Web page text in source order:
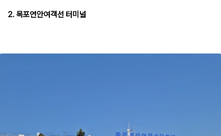
2. 목포연안여객선 터미널